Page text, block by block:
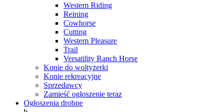
Western Riding
Reining
Cowhorse
Cutting
Western Pleasure
Trail
Versatility Ranch Horse
Konie do woltyżerki
Konie rekreacyjne
Sprzedawcy
Zamieść ogłoszenie teraz
Ogłoszenia drobne